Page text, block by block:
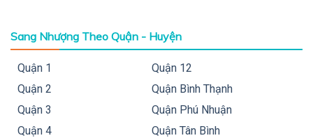
Sang Nhượng Theo Quận - Huyện
Quận 1
Quận 2
Quận 3
Quận 4
Quận 12
Quận Bình Thạnh
Quận Phú Nhuận
Quận Tân Bình